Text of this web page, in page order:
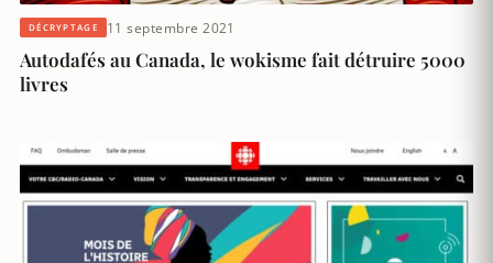
DÉCRYPTAGE 11 septembre 2021
Autodafés au Canada, le wokisme fait détruire 5000
livres